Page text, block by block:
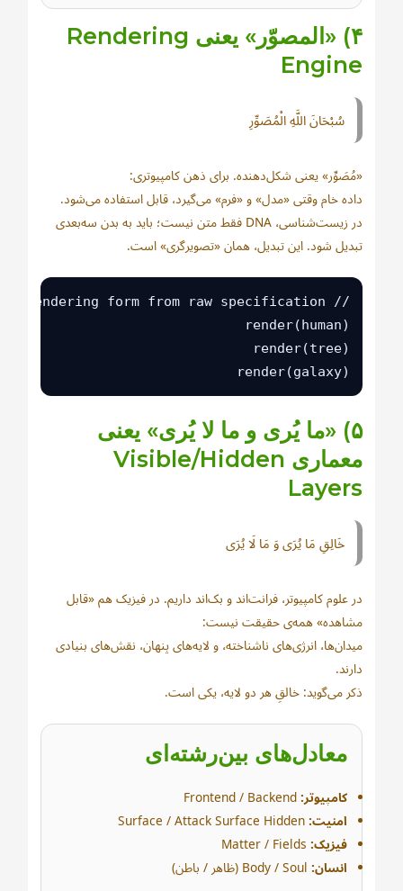
۴) «المصوّر» یعنی Rendering
Engine
سُبْحَانَ اللَّهِ الْمُصَوِّرِ
«مُصَوِّر» یعنی شکل‌دهنده. برای ذهن کامپیوتری:
داده خام وقتی «مدل» و «فرم» می‌گیرد، قابل استفاده می‌شود.
در زیست‌شناسی، DNA فقط متن نیست؛ باید به بدن سه‌بعدی
تبدیل شود. این تبدیل، همان «تصویرگری» است.
render(galaxy)
۵) «ما یُرى و ما لا یُرى» یعنی
معماری Visible/Hidden
Layers
خَالِقِ مَا يُرَى وَ مَا لَا يُرَى
در علوم کامپیوتر، فرانت‌اند و بک‌اند داریم. در فیزیک هم «قابل
مشاهده» همه‌ی حقیقت نیست:
میدان‌ها، انرژی‌های ناشناخته، و لایه‌های پنهان، نقش‌های بنیادی
دارند.
ذکر می‌گوید: خالقِ هر دو لایه، یکی است.
معادل‌های بین‌رشته‌ای
کامپیوتر: Frontend / Backend
امنیت: Surface / Attack Surface Hidden
فیزیک:
انسان: